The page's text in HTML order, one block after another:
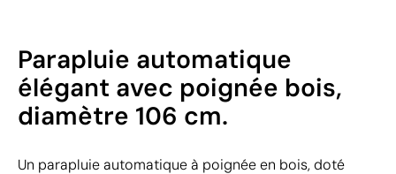
Parapluie automatique
élégant avec poignée bois,
diamètre 106 cm.
Un parapluie automatique à poignée en bois, doté